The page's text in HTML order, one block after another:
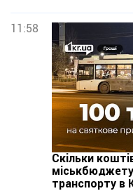
11:58
Скільки
транспорту в